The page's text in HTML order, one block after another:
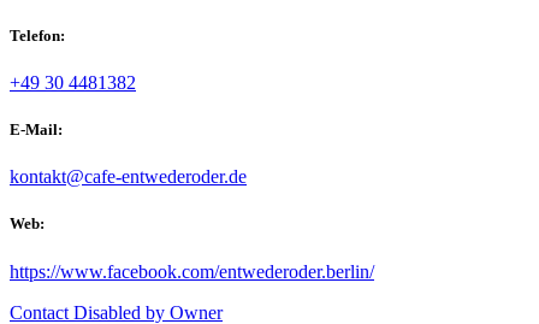
Telefon:
+49 30 4481382
E-Mail:
kontakt@cafe-entwederoder.de
Web:
https://www.facebook.com/entwederoder.berlin/
Contact Disabled by Owner